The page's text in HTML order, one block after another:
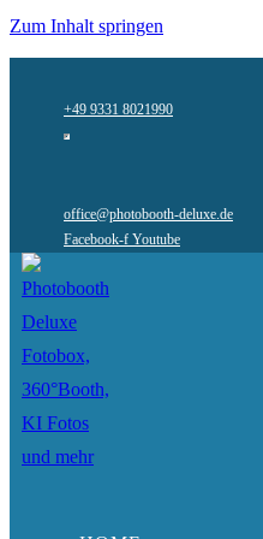
Zum Inhalt springen
+49 9331 8021990
office@photobooth-deluxe.de
Facebook-f Youtube